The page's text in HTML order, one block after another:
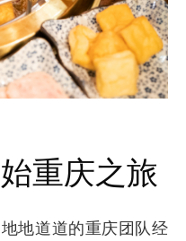
始重庆之旅